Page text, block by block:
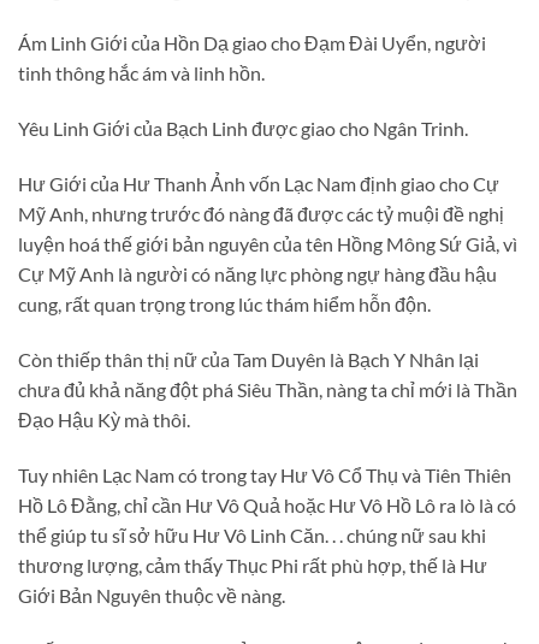
Ám Linh Giới của Hồn Dạ giao cho Đạm Đài Uyển, người
tinh thông hắc ám và linh hồn.
Yêu Linh Giới của Bạch Linh được giao cho Ngân Trinh.
Hư Giới của Hư Thanh Ảnh vốn Lạc Nam định giao cho Cự
Mỹ Anh, nhưng trước đó nàng đã được các tỷ muội đề nghị
luyện hoá thế giới bản nguyên của tên Hồng Mông Sứ Giả, vì
Cự Mỹ Anh là người có năng lực phòng ngự hàng đầu hậu
cung, rất quan trọng trong lúc thám hiểm hỗn độn.
Còn thiếp thân thị nữ của Tam Duyên là Bạch Y Nhân lại
chưa đủ khả năng đột phá Siêu Thần, nàng ta chỉ mới là Thần
Đạo Hậu Kỳ mà thôi.
Tuy nhiên Lạc Nam có trong tay Hư Vô Cổ Thụ và Tiên Thiên
Hồ Lô Đằng, chỉ cần Hư Vô Quả hoặc Hư Vô Hồ Lô ra lò là có
thể giúp tu sĩ sở hữu Hư Vô Linh Căn. . . chúng nữ sau khi
thương lượng, cảm thấy Thục Phi rất phù hợp, thế là Hư
Giới Bản Nguyên thuộc về nàng.